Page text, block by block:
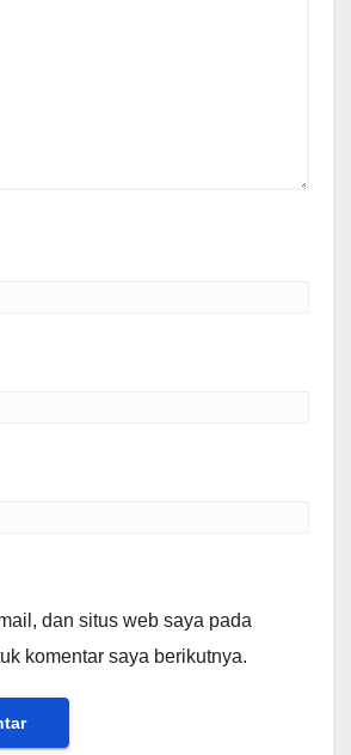
dan situs web saya pada
komentar saya berikutnya.